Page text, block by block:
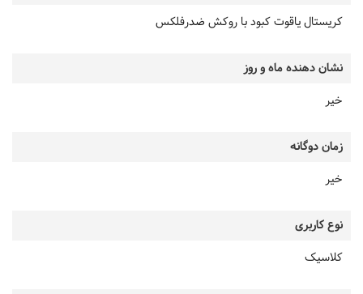
کریستال یاقوت کبود با روکش ضدرفلکس
نشان دهنده ماه و روز
خیر
زمان دوگانه
خیر
نوع کاربری
کلاسیک